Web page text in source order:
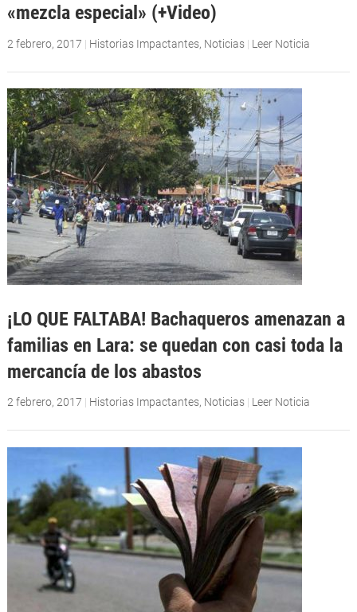
«mezcla especial» (+Video)
2 febrero, 2017 | Historias Impactantes, Noticias | Leer Noticia
¡LO QUE FALTABA! Bachaqueros amenazan a
familias en Lara: se quedan con casi toda la
mercancía de los abastos
2 febrero, 2017 | Historias Impactantes, Noticias | Leer Noticia